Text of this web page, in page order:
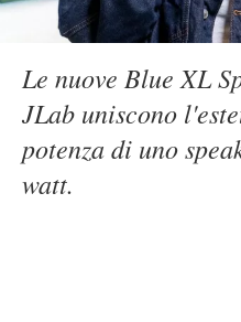
Le nuove Blue XL
JLab uniscono
potenza di uno
watt.